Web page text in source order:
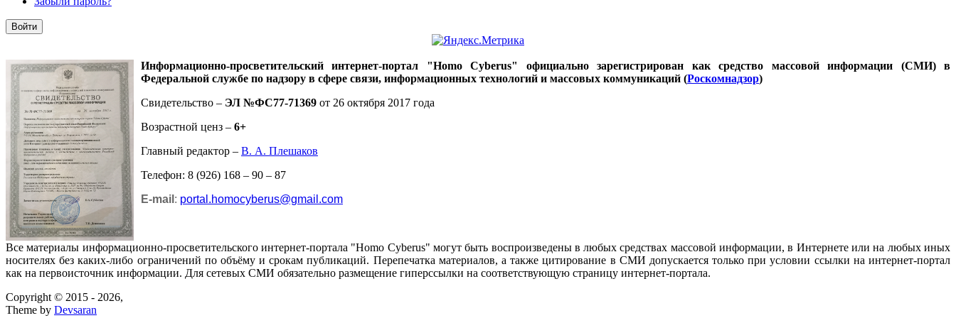
Информационно-просветительский интернет-портал "Homo Cyberus" официально зарегистрирован как средство массовой информации (СМИ) в
Федеральной службе по надзору в сфере связи, информационных технологий и массовых коммуникаций (Роскомнадзор)
Свидетельство – ЭЛ №ФС77-71369 от 26 октября 2017 года
Возрастной ценз – 6+
Главный редактор – В. А. Плешаков
Телефон: 8 (926) 168 – 90 – 87
E-mail : portal.homocyberus@gmail.com
Все материалы информационно-просветительского интернет-портала "Homo Cyberus" могут быть воспроизведены в любых средствах массовой информации, в Интернете или на любых иных
носителях без каких-либо ограничений по объёму и срокам публикаций. Перепечатка материалов, а также цитирование в СМИ допускается только при условии ссылки на интернет-портал
как на первоисточник информации. Для сетевых СМИ обязательно размещение гиперссылки на соответствующую страницу интернет-портала.
Copyright © 2015 - 2026,
Theme by Devsaran